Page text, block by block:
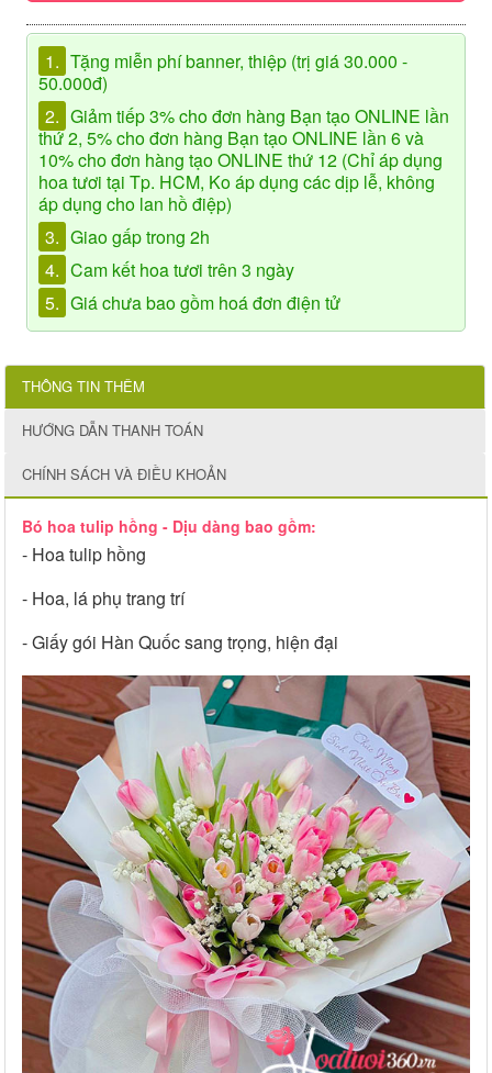
1. Tặng miễn phí banner, thiệp (trị giá 30.000 -
50.000đ)
2. Giảm tiếp 3% cho đơn hàng Bạn tạo ONLINE lần
thứ 2, 5% cho đơn hàng Bạn tạo ONLINE lần 6 và
10% cho đơn hàng tạo ONLINE thứ 12 (Chỉ áp dụng
hoa tươi tại Tp. HCM, Ko áp dụng các dịp lễ, không
áp dụng cho lan hồ điệp)
3. Giao gấp trong 2h
4. Cam kết hoa tươi trên 3 ngày
5. Giá chưa bao gồm hoá đơn điện tử
THÔNG TIN THÊM
HƯỚNG DẪN THANH TOÁN
CHÍNH SÁCH VÀ ĐIỀU KHOẢN
Bó hoa tulip hồng - Dịu dàng bao gồm:
- Hoa tulip hồng
- Hoa, lá phụ trang trí
- Giấy gói Hàn Quốc sang trọng, hiện đại